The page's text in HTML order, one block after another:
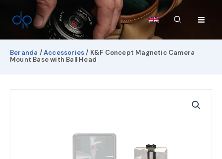
konten
Cari
Beranda /Accessories/ K&F Concept Magnetic Camera
Mount Base with Ball Head